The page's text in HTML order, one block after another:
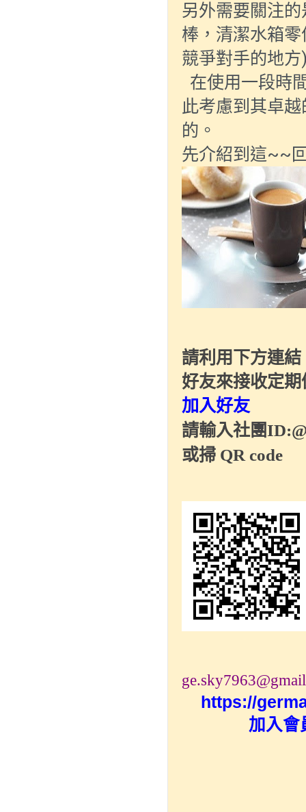
另外需要關注
棒，清潔水箱
競爭對手的地方
此考慮到其卓
的。
先介紹到這~~
請利用下方連
好友來接收定
加入好友
請輸入社團
或掃 QR code
https://
加入會